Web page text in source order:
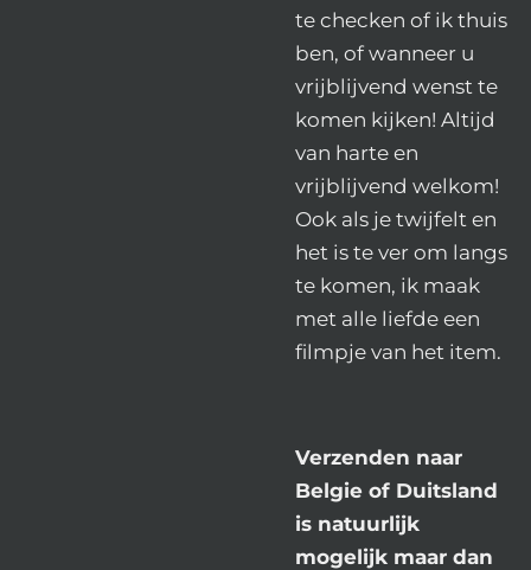
te checken of ik thuis
ben, of wanneer u
vrijblijvend wenst te
komen kijken! Altijd
van harte en
vrijblijvend welkom!
Ook als je twijfelt en
het is te ver om langs
te komen, ik maak
met alle liefde een
filmpje van het item.
Verzenden naar
Belgie of Duitsland
is natuurlijk
mogelijk maar dan